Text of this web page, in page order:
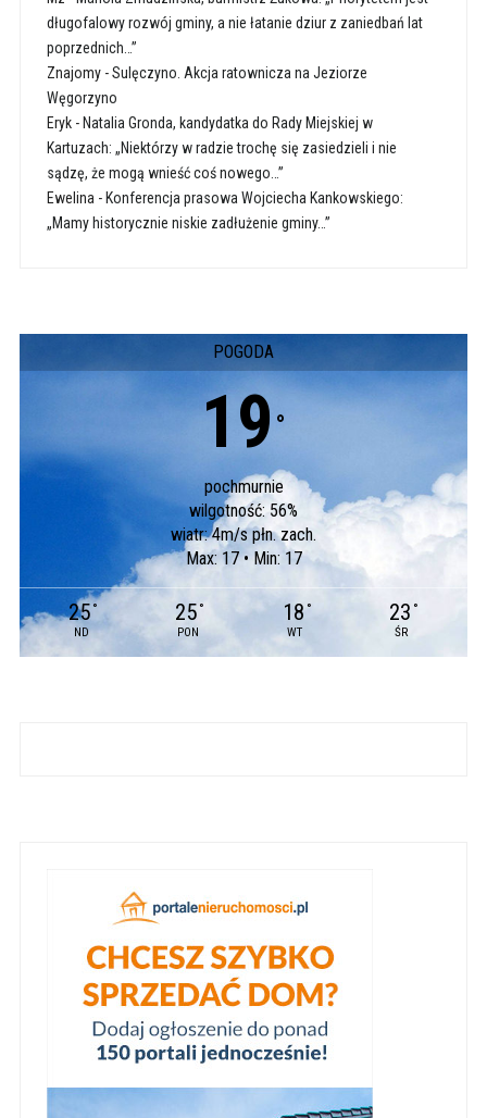
długofalowy rozwój gminy, a nie łatanie dziur z zaniedbań lat
poprzednich…”
Znajomy-Sulęczyno. Akcja ratownicza na Jeziorze
Węgorzyno
Eryk- Natalia Gronda, kandydatka do Rady Miejskiej w
Kartuzach: „Niektórzy w radzie trochę się zasiedzieli i nie
sądzę, że mogą wnieść coś nowego…”
Ewelina - Konferencja prasowa Wojciecha Kankowskiego:
„Mamy historycznie niskie zadłużenie gminy…”
POGODA
19 °
pochmurnie
wilgotność: 56%
wiatr: 4m/s płn. zach.
Max: 17 • Min: 17
25 °
ND
25 °
PON
18 °
WT
23 °
ŚR